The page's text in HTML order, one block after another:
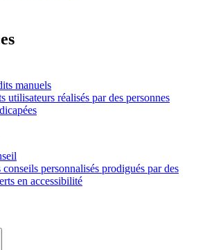
manuels
utilisateurs réalisés par des personnes
conseils personnalisés prodigués par des
en accessibilité